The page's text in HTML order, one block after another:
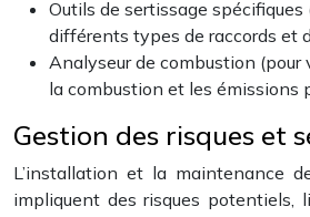
Outils de sertissage spécifiques
différents types de raccords et
Analyseur de combustion (pour
la combustion et les émissions
Gestion des risques et
L’installation et la maintenance
impliquent des risques potentiels,